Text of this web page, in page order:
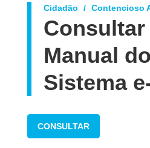
Cidadão Contencioso
Consultar
Manual do
Sistema
CONSULTAR